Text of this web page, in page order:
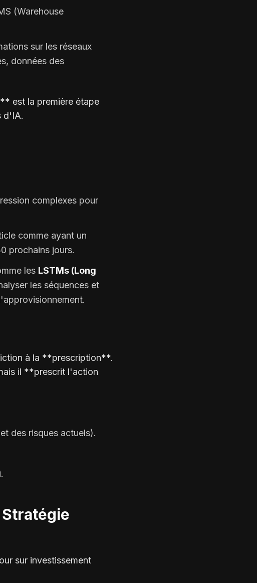
(Warehouse
sur les réseaux
données des
est la première étape
d'IA.
complexes pour
comme ayant un
prochains jours.
les LSTMs (Long
les séquences et
à la **prescription**.
il **prescrit l'action
des risques actuels).
sur investissement